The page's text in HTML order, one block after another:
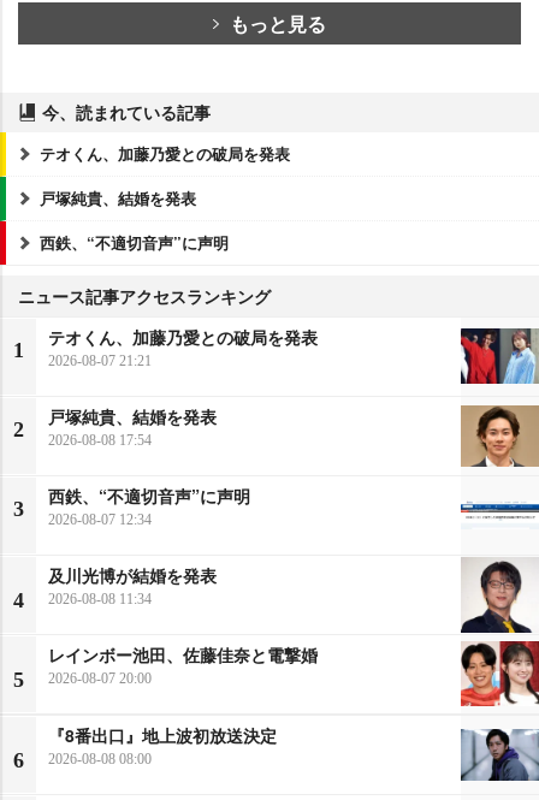
もっと見る
今、読まれている記事
テオくん、加藤乃愛との破局を発表
戸塚純貴、結婚を発表
西鉄、“不適切音声”に声明
ニュース記事アクセスランキング
1
テオくん、加藤乃愛との破局を発表
2026-08-07 21:21
2
戸塚純貴、結婚を発表
2026-08-08 17:54
3
西鉄、“不適切音声”に声明
2026-08-07 12:34
4
及川光博が結婚を発表
2026-08-08 11:34
5
レインボー池田、佐藤佳奈と電撃婚
2026-08-07 20:00
6
『8番出口』地上波初放送決定
2026-08-08 08:00